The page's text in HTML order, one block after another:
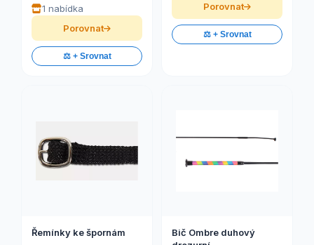
1 nabídka
Porovnat
⚖️ + Srovnat
Porovnat
⚖️ + Srovnat
Řemínky ke špornám
Bič Ombre duhový